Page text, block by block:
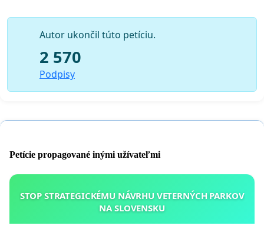
Slovenskú republiku.
Autor ukončil túto petíciu.
2 570
Podpisy
Petície propagované inými užívateľmi
STOP STRATEGICKÉMU NÁVRHU VETERNÝCH PARKOV
NA SLOVENSKU